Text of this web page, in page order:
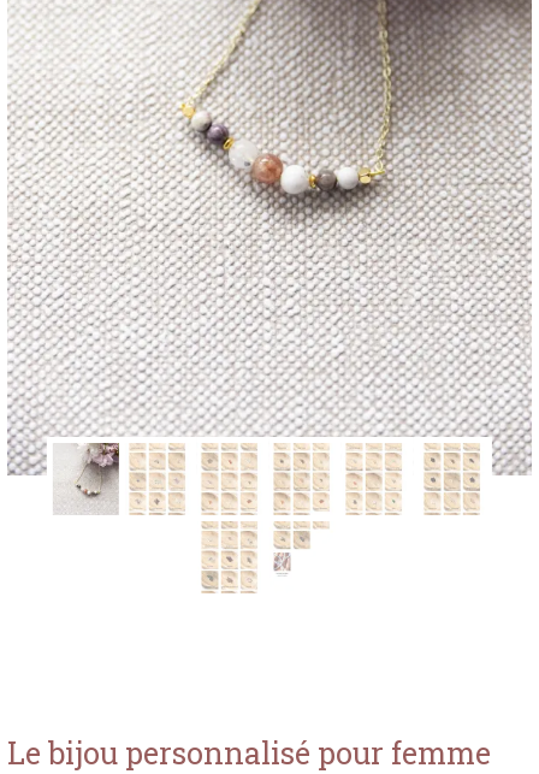
Le bijou personnalisé pour femme